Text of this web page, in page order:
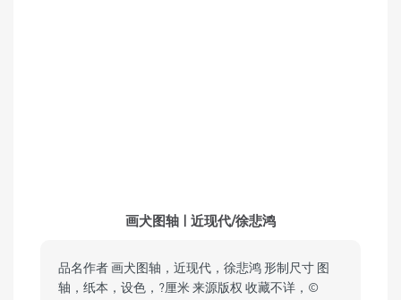
画犬图轴 | 近现代/徐悲鸿
品名作者 画犬图轴，近现代，徐悲鸿 形制尺寸 图
轴，纸本，设色，?厘米 来源版权 收藏不详，©